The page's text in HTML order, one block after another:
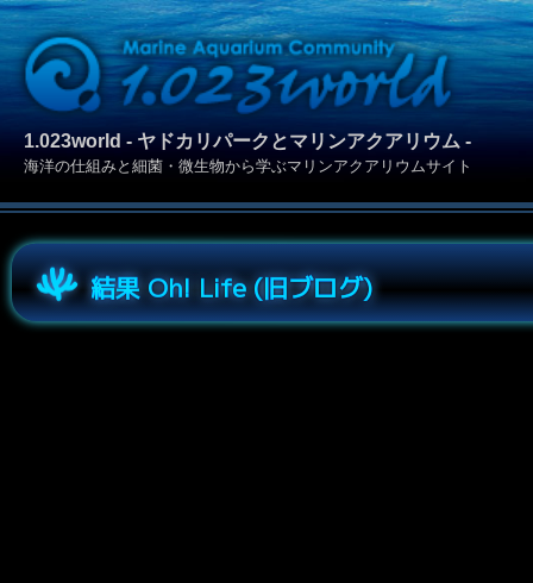
1.023world - ヤドカリパークとマリンアクアリウム -
海洋の仕組みと細菌・微生物から学ぶマリンアクアリウムサイト
結果 Oh! Life (旧ブログ)